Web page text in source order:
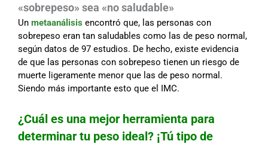
«sobrepeso» sea «no saludable»
Un metaanálisis encontró que, las personas con
sobrepeso eran tan saludables como las de peso normal,
según datos de 97 estudios. De hecho, existe evidencia
de que las personas con sobrepeso tienen un riesgo de
muerte ligeramente menor que las de peso normal.
Siendo más importante esto que el IMC.
¿Cuál es una mejor herramienta para
determinar tu peso ideal? ¡Tú tipo de